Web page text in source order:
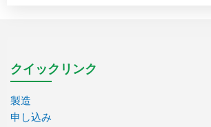
クイックリンク
製造
申し込み